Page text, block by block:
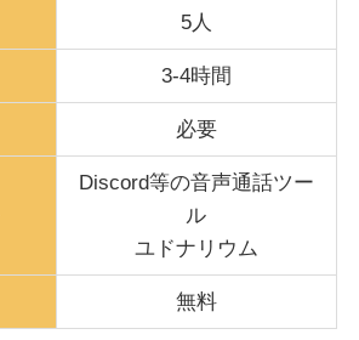
5人
3-4時間
必要
Discord等の音声通話ツー
ル
ユドナリウム
無料